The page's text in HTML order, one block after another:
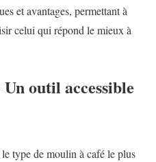
et avantages, permettant à
celui qui répond le mieux à
outil accessible
le type de moulin à café le plus